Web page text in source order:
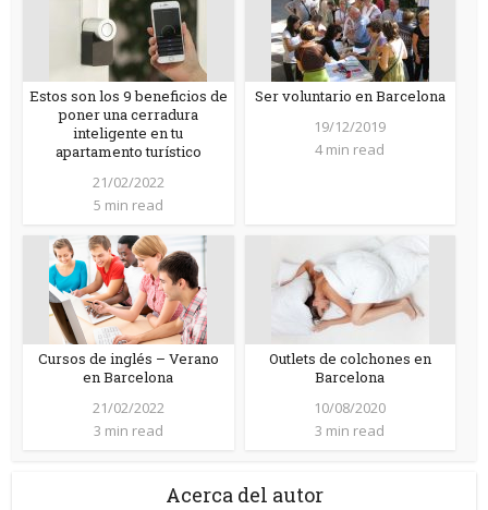
Estos son los 9 beneficios de
poner una cerradura
inteligente en tu
apartamento turístico
21/02/2022
5 min read
Ser voluntario en Barcelona
19/12/2019
4 min read
Cursos de inglés – Verano
en Barcelona
21/02/2022
3 min read
Outlets de colchones en
Barcelona
10/08/2020
3 min read
Acerca del autor